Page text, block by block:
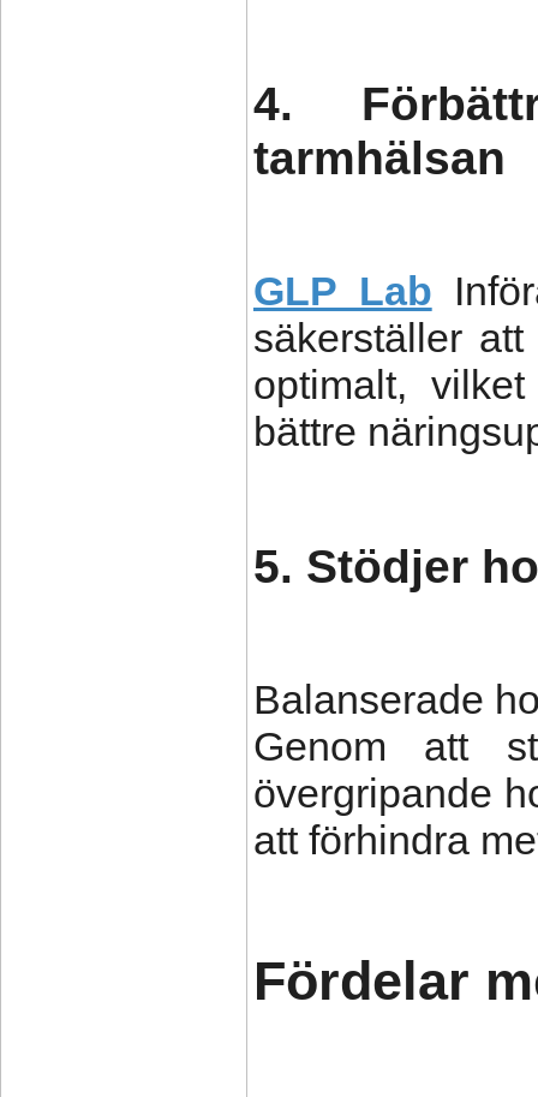
4.
tarmhälsan
GLP Lab
säkerställer
optimalt,
bättre
5. Stödjer
Balanserade
Genom att
övergripande
att förhindra
Fördelar